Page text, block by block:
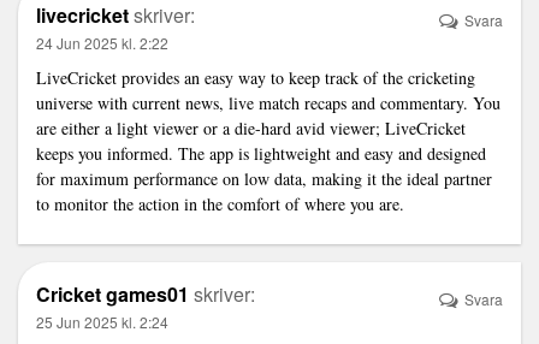
livecricketskriver:
24 Jun 2025 kl. 2:22
LiveCricket provides an easy way to keep track of the cricketing
universe with current news, live match recaps and commentary. You
are either a light viewer or a die-hard avid viewer; LiveCricket
keeps you informed. The app is lightweight and easy and designed
for maximum performance on low data, making it the ideal partner
to monitor the action in the comfort of where you are.
Svara
Cricket games01 skriver:
25 Jun 2025 kl. 2:24
Svara